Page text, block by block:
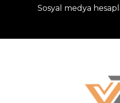
Sosyal medya